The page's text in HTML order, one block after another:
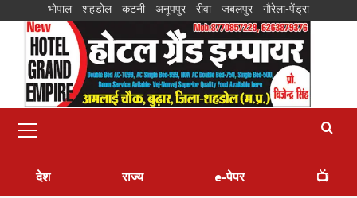
भोपाल शहडोल कटनी अनूपपुर रीवा जबलपुर गौरेला-पेंड्रा
देश राज्य e-पेपर 📺